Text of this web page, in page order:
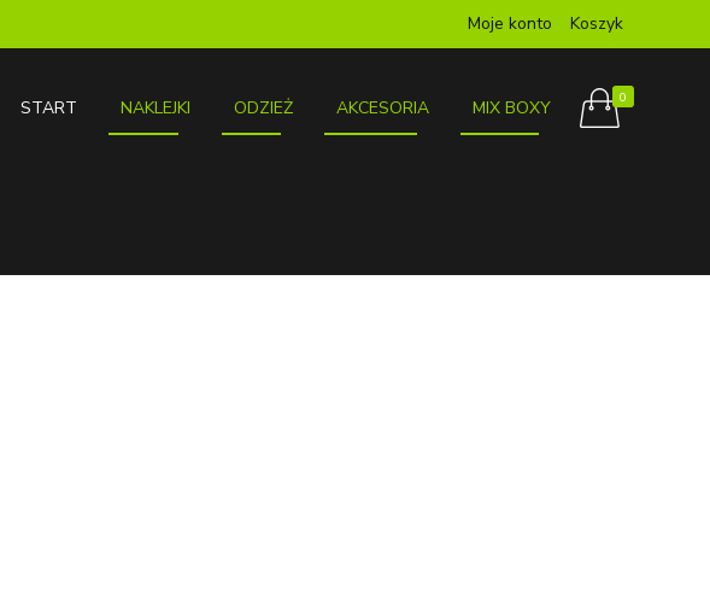
Moje konto Koszyk
0
START NAKLEJKI ODZIEŻ AKCESORIA MIX BOXY